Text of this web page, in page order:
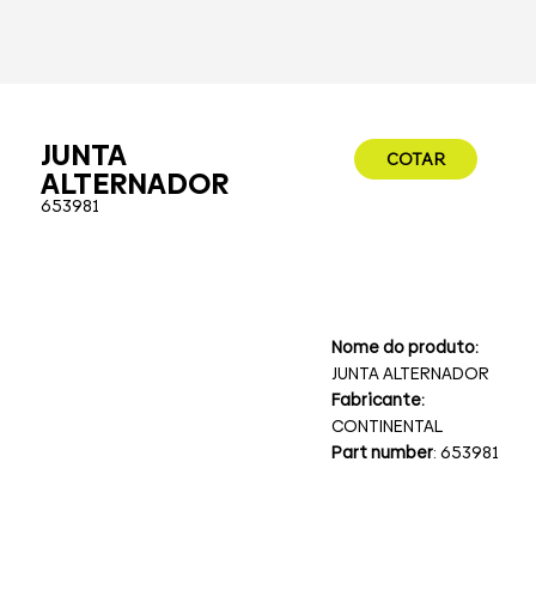
JUNTA
ALTERNADOR
653981
COTAR
Nome do produto:
JUNTA ALTERNADOR
Fabricante:
CONTINENTAL
Part number: 653981